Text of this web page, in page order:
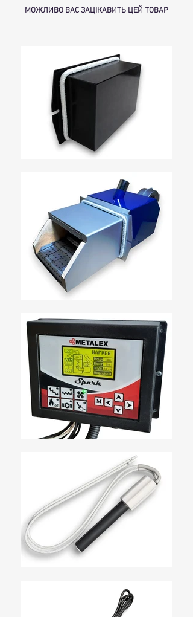
МОЖЛИВО ВАС ЗАЦІКАВИТЬ ЦЕЙ ТОВАР